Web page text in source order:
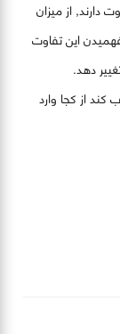
دارند, از میزان
این تفاوت
دهد.
از کجا وارد